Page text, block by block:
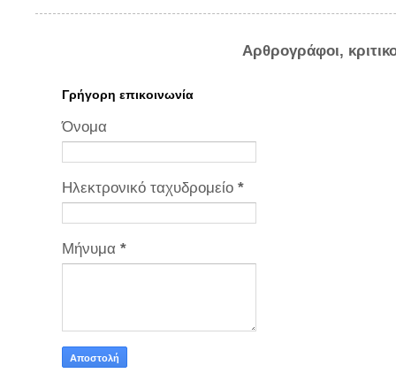
Αρθρογράφοι,
Γρήγορη επικοινωνία
Όνομα
Ηλεκτρονικό ταχυδρομείο *
Μήνυμα *